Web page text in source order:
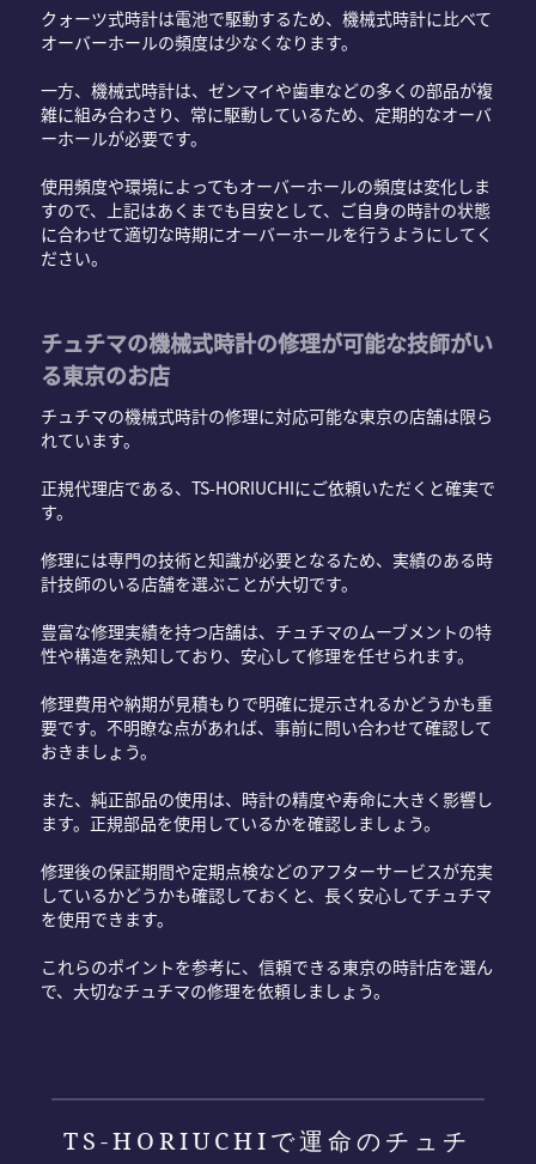
クォーツ式時計は電池で駆動するため、機械式時計に比べて
オーバーホールの頻度は少なくなります。
一方、機械式時計は、ゼンマイや歯車などの多くの部品が複
雑に組み合わさり、常に駆動しているため、定期的なオーバ
ーホールが必要です。
使用頻度や環境によってもオーバーホールの頻度は変化しま
すので、上記はあくまでも目安として、ご自身の時計の状態
に合わせて適切な時期にオーバーホールを行うようにしてく
ださい。
チュチマの機械式時計の修理が可能な技師がい
る東京のお店
チュチマの機械式時計の修理に対応可能な東京の店舗は限ら
れています。
正規代理店である、TS-HORIUCHIにご依頼いただくと確実で
す。
修理には専門の技術と知識が必要となるため、実績のある時
計技師のいる店舗を選ぶことが大切です。
豊富な修理実績を持つ店舗は、チュチマのムーブメントの特
性や構造を熟知しており、安心して修理を任せられます。
修理費用や納期が見積もりで明確に提示されるかどうかも重
要です。不明瞭な点があれば、事前に問い合わせて確認して
おきましょう。
また、純正部品の使用は、時計の精度や寿命に大きく影響し
ます。正規部品を使用しているかを確認しましょう。
修理後の保証期間や定期点検などのアフターサービスが充実
しているかどうかも確認しておくと、長く安心してチュチマ
を使用できます。
これらのポイントを参考に、信頼できる東京の時計店を選ん
で、大切なチュチマの修理を依頼しましょう。
TS-HORIUCHIで運命のチュチ